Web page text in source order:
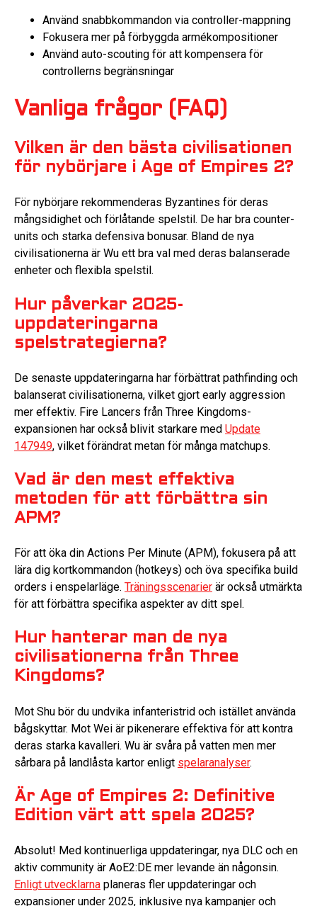
Använd snabbkommandon via controller-mappning
Fokusera mer på förbyggda armékompositioner
Använd auto-scouting för att kompensera för
controllerns begränsningar
Vanliga frågor (FAQ)
Vilken är den bästa civilisationen
för nybörjare i Age of Empires 2?
För nybörjare rekommenderas Byzantines för deras
mångsidighet och förlåtande spelstil. De har bra counter-
units och starka defensiva bonusar. Bland de nya
civilisationerna är Wu ett bra val med deras balanserade
enheter och flexibla spelstil.
Hur påverkar 2025-
uppdateringarna
spelstrategierna?
De senaste uppdateringarna har förbättrat pathfinding och
balanserat civilisationerna, vilket gjort early aggression
mer effektiv. Fire Lancers från Three Kingdoms-
expansionen har också blivit starkare med Update
147949, vilket förändrat metan för många matchups.
Vad är den mest effektiva
metoden för att förbättra sin
APM?
För att öka din Actions Per Minute (APM), fokusera på att
lära dig kortkommandon (hotkeys) och öva specifika build
orders i enspelarläge. Träningsscenarier är också utmärkta
för att förbättra specifika aspekter av ditt spel.
Hur hanterar man de nya
civilisationerna från Three
Kingdoms?
Mot Shu bör du undvika infanteristrid och istället använda
bågskyttar. Mot Wei är pikenerare effektiva för att kontra
deras starka kavalleri. Wu är svåra på vatten men mer
sårbara på landlåsta kartor enligt spelaranalyser.
Är Age of Empires 2: Definitive
Edition värt att spela 2025?
Absolut! Med kontinuerliga uppdateringar, nya DLC och en
aktiv community är AoE2:DE mer levande än någonsin.
Enligt utvecklarna planeras fler uppdateringar och
expansioner under 2025, inklusive nya kampanjer och